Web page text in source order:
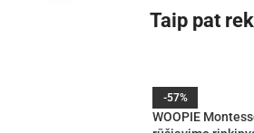
Taip pat
-57%
WOOPIE